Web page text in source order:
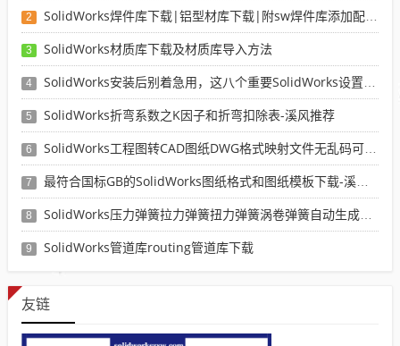
2 SolidWorks焊件库下载|铝型材库下载|附sw焊件库添加配置使用教程
3 SolidWorks材质库下载及材质库导入方法
4 SolidWorks安装后别着急用，这八个重要SolidWorks设置可以提高你的画图效率
5 SolidWorks折弯系数之K因子和折弯扣除表-溪风推荐
6 SolidWorks工程图转CAD图纸DWG格式映射文件无乱码可分层-溪风亲测推荐
7 最符合国标GB的SolidWorks图纸格式和图纸模板下载-溪风专用版
8 SolidWorks压力弹簧拉力弹簧扭力弹簧涡卷弹簧自动生成宏程序下载
9 SolidWorks管道库routing管道库下载
友链